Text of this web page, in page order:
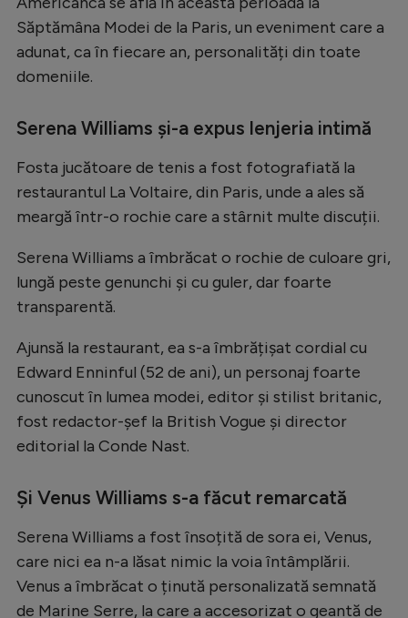
Săptămâna Modei de la Paris, un eveniment care a
adunat, ca în fiecare an, personalități din toate
domeniile.
Serena Williams și-a expus lenjeria intimă
Fosta jucătoare de tenis a fost fotografiată la
restaurantul La Voltaire, din Paris, unde a ales să
meargă într-o rochie care a stârnit multe discuții.
Serena Williams a îmbrăcat o rochie de culoare gri,
lungă peste genunchi și cu guler, dar foarte
transparentă.
Ajunsă la restaurant, ea s-a îmbrățișat cordial cu
Edward Enninful (52 de ani), un personaj foarte
cunoscut în lumea modei, editor și stilist britanic,
fost redactor-șef la British Vogue și director
editorial la Conde Nast.
Și Venus Williams s-a făcut remarcată
Serena Williams a fost însoțită de sora ei, Venus,
care nici ea n-a lăsat nimic la voia întâmplării.
Venus a îmbrăcat o ținută personalizată semnată
de Marine Serre, la care a accesorizat o geantă de